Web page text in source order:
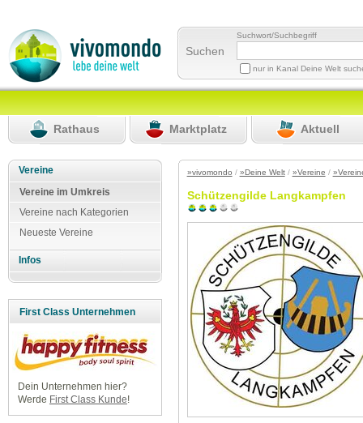
Suchen
Suchwort/Suchbegriff
nur in Kanal Deine Welt
Rathaus Marktplatz Aktuell
Vereine
Vereine im Umkreis
Vereine nach Kategorien
Neueste Vereine
Infos
First Class Unternehmen
Dein Unternehmen hier?
Werde First Class Kunde!
»vivomondo / »Deine Welt/ »Vereine /
Schützengilde Langkampfen